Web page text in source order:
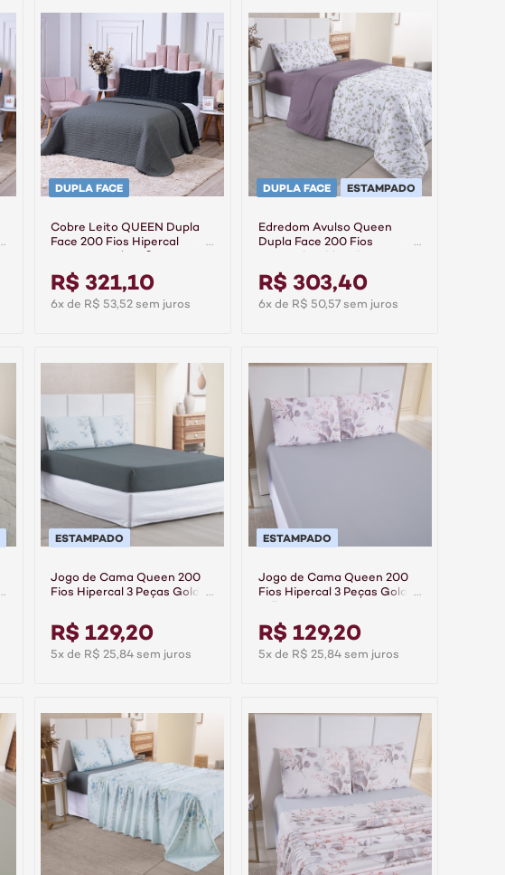
DUPLA FACE
Cobre Leito QUEEN Dupla
Face 200 Fios Hipercal
R$ 321,10
6x de R$ 53,52 sem juros
DUPLA FACE ESTAMPADO
Edredom Avulso Queen
Dupla Face 200 Fios
R$ 303,40
6x de R$ 50,57 sem juros
ESTAMPADO
Jogo de Cama Queen 200
Fios Hipercal 3 Peças Gold -
R$ 129,20
5x de R$ 25,84 sem juros
ESTAMPADO
Jogo de Cama Queen 200
Fios Hipercal 3 Peças Gold -
R$ 129,20
5x de R$ 25,84 sem juros